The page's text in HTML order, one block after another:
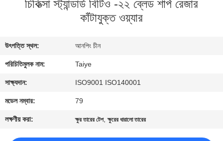
যোগাযোগ
করুন
খবর
চিকিত্সা স্ট্যান্ডার্ড বিটিও -২২ ব্লেড শার্প রেজার
কাঁটাযুক্ত ওয়্যার
উৎপত্তি স্থল: আনপিং চীন
পরিচিতিমুলক নাম: Taiye
সাক্ষ্যদান: ISO9001 ISO140001
মডেল নম্বার: 79
লক্ষণীয় করা: ক্ষুর তারের টেপ,ক্ষুরের ধারালো তারের